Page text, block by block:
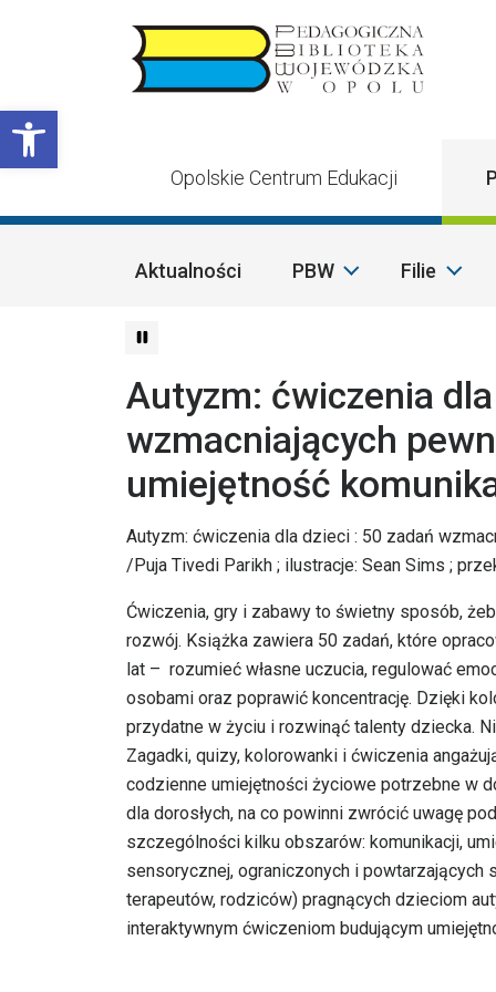
Otwórz pasek narzędzi
Opolskie Centrum Edukacji
Aktualności PBW Filie
Autyzm: ćwiczenia
wzmacniających
umiejętność
Autyzm: ćwiczenia dla dzieci : 50 zadań
/Puja Tivedi Parikh ; ilustracje: Sean Sims ;
Ćwiczenia, gry i zabawy to świetny sposób,
rozwój. Książka zawiera 50 zadań, które
lat – rozumieć własne uczucia, regulować
osobami oraz poprawić koncentrację. Dzięki
przydatne w życiu i rozwinąć talenty dziecka.
Zagadki, quizy, kolorowanki i ćwiczenia
codzienne umiejętności życiowe potrzebne w
dla dorosłych, na co powinni zwrócić uwagę
szczególności kilku obszarów: komunikacji,
sensorycznej, ograniczonych i
terapeutów, rodziców) pragnących dzieciom
interaktywnym ćwiczeniom budującym